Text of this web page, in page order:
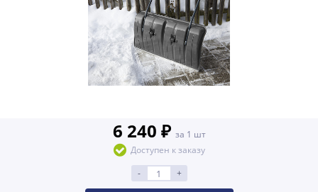
6 240 ₽ за 1 шт
Доступен к заказу
-
+